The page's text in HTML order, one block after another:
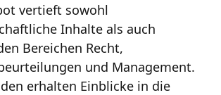
vertieft sowohl
Inhalte als auch
Bereichen Recht,
und Management.
erhalten Einblicke in die